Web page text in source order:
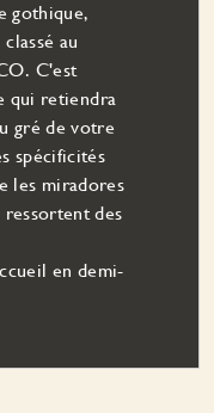
gothique,
au
C'est
qui retiendra
gré de votre
spécificités
les miradores
des
en demi-